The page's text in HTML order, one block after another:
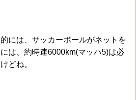
には、サッカーボールがネットを
は、約時速6000km(マッハ5)は必
どね。